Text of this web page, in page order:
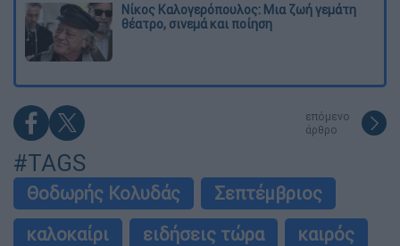
Νίκος Καλογερόπουλος: Μια ζωή γεμάτη
θέατρο, σινεμά και ποίηση
επόμενο
άρθρο
#TAGS
Θοδωρής Κολυδάς
Σεπτέμβριος
καλοκαίρι
ειδήσεις τώρα καιρός